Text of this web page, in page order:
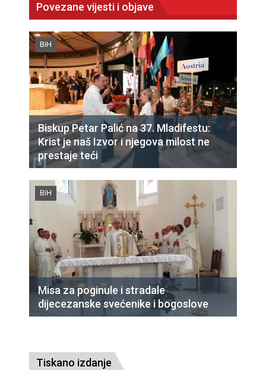
Povezane vijesti i objave
BiH
Biskup Petar Palić na 37. Mladifestu:
Krist je naš Izvor i njegova milost ne
prestaje teći
BiH
Misa za poginule i stradale
dijecezanske svećenike i bogoslove
Tiskano izdanje